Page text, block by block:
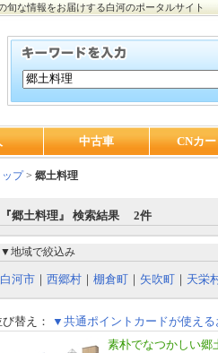
旬な情報をお届けする白河のポータルサイト
中古車 CNカ
ップ> 郷土料理
『郷土料理』 検索結果 2件
▼地域で絞込み
白河市 ｜ 西郷村 ｜ 棚倉町 ｜ 矢吹町 ｜ 天栄
替え：
▼共通ポイントカードが使える
素朴でなつかしい郷